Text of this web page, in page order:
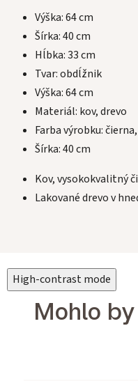
Výška: 64 cm
Šírka: 40 cm
Hĺbka: 33 cm
Tvar: obdĺžnik
Výška: 64 cm
Materiál: kov, drevo
Farba výrobku:
Šírka: 40 cm
Kov, vysokokvalitný
Lakované drevo v
High-contrast mode
Mohlo